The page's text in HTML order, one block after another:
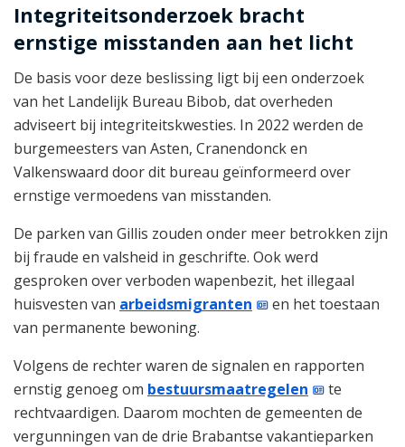
Integriteitsonderzoek bracht
ernstige misstanden aan het licht
De basis voor deze beslissing ligt bij een onderzoek
van het Landelijk Bureau Bibob, dat overheden
adviseert bij integriteitskwesties. In 2022 werden de
burgemeesters van Asten, Cranendonck en
Valkenswaard door dit bureau geïnformeerd over
ernstige vermoedens van misstanden.
De parken van Gillis zouden onder meer betrokken zijn
bij fraude en valsheid in geschrifte. Ook werd
gesproken over verboden wapenbezit, het illegaal
huisvesten van arbeidsmigranten
en het toestaan
van permanente bewoning.
Volgens de rechter waren de signalen en rapporten
ernstig genoeg om bestuursmaatregelen
te
rechtvaardigen. Daarom mochten de gemeenten de
vergunningen van de drie Brabantse vakantieparken